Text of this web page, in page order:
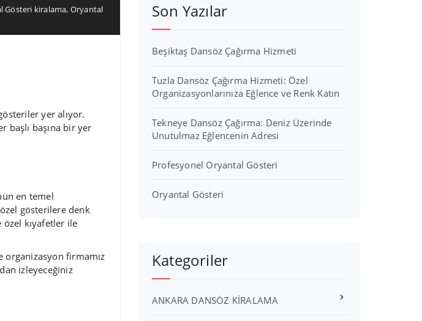
Gösteri kiralama, Oryantal
yer alıyor.
başına bir yer
en temel
gösterilere denk
kıyafetler ile
organizasyon firmamız
izleyeceğiniz
Son Yazılar
Beşiktaş Dansöz Çağırma Hizmeti
Tuzla Dansöz Çağırma Hizmeti: Özel
Organizasyonlarınıza Eğlence ve Renk Katın
Tekneye Dansöz Çağırma: Deniz Üzerinde
Unutulmaz Eğlencenin Adresi
Profesyonel Oryantal Gösteri
Oryantal Gösteri
Kategoriler
ANKARA DANSÖZ KİRALAMA